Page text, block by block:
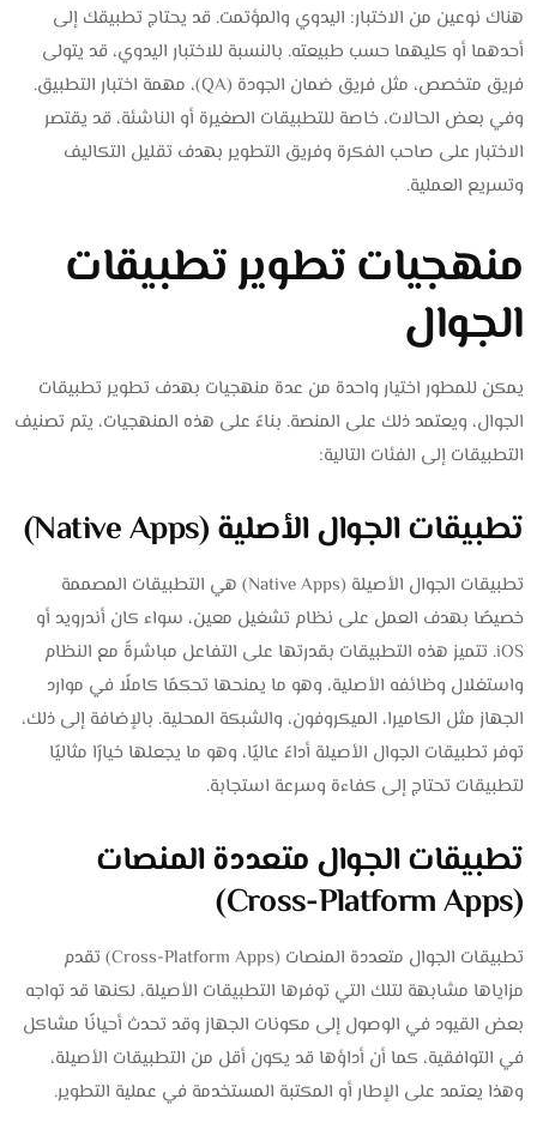
هناك نوعين من الاختبار: اليدوي والمؤتمت. قد يحتاج تطبيقك إلى
أحدهما أو كليهما حسب طبيعته. بالنسبة للاختبار اليدوي، قد يتولى
فريق متخصص، مثل فريق ضمان الجودة (QA)، مهمة اختبار التطبيق.
وفي بعض الحالات، خاصة للتطبيقات الصغيرة أو الناشئة، قد يقتصر
الاختبار على صاحب الفكرة وفريق التطوير بهدف تقليل التكاليف
وتسريع العملية.
منهجيات تطوير تطبيقات
الجوال
يمكن للمطور اختيار واحدة من عدة منهجيات بهدف تطوير تطبيقات
الجوال، ويعتمد ذلك على المنصة. بناءً على هذه المنهجيات، يتم تصنيف
التطبيقات إلى الفئات التالية:
تطبيقات الجوال الأصلية (Native Apps)
تطبيقات الجوال الأصيلة (Native Apps) هي التطبيقات المصممة
خصيصًا بهدف العمل على نظام تشغيل معين، سواء كان أندرويد أو
iOS. تتميز هذه التطبيقات بقدرتها على التفاعل مباشرةً مع النظام
واستغلال وظائفه الأصلية، وهو ما يمنحها تحكمًا كاملًا في موارد
الجهاز مثل الكاميرا، الميكروفون، والشبكة المحلية. بالإضافة إلى ذلك،
توفر تطبيقات الجوال الأصيلة أداءً عاليًا، وهو ما يجعلها خيارًا مثاليًا
لتطبيقات تحتاج إلى كفاءة وسرعة استجابة.
تطبيقات الجوال متعددة المنصات
(Cross-Platform Apps)
تطبيقات الجوال متعددة المنصات (Cross-Platform Apps) تقدم
مزاياها مشابهة لتلك التي توفرها التطبيقات الأصيلة، لكنها قد تواجه
بعض القيود في الوصول إلى مكونات الجهاز وقد تحدث أحيانًا مشاكل
في التوافقية، كما أن أداؤها قد يكون أقل من التطبيقات الأصيلة،
وهذا يعتمد على الإطار أو المكتبة المستخدمة في عملية التطوير.